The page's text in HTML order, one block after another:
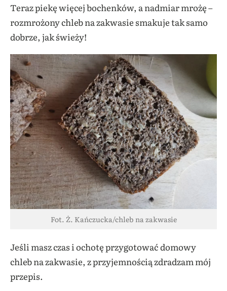
Teraz piekę więcej bochenków, a nadmiar mrożę –
rozmrożony chleb na zakwasie smakuje tak samo
dobrze, jak świeży!
Fot. Ż. Kańczucka/chleb na zakwasie
Jeśli masz czas i ochotę przygotować domowy
chleb na zakwasie, z przyjemnością zdradzam mój
przepis.